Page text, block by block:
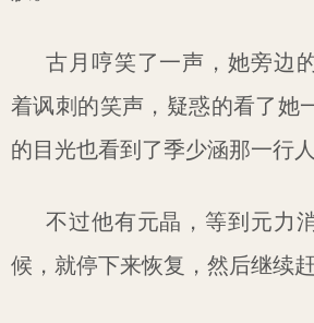
古月哼笑了一声，她旁边
着讽刺的笑声，疑惑的看了她
的目光也看到了季少涵那一行人
不过他有元晶，等到元力
候，就停下来恢复，然后继续